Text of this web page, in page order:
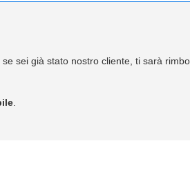
sei già stato nostro cliente, ti sarà